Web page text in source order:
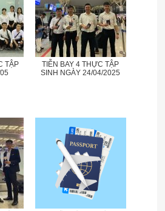
TẬP
TIỄN BAY 4 THỰC TẬP
SINH NGÀY 24/04/2025